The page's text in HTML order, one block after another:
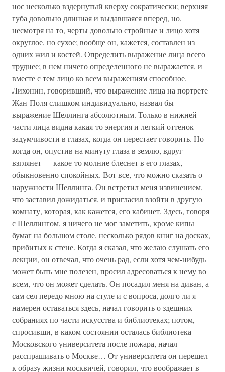
нос несколько вздернутый кверху сократически; верхняя
губа довольно длинная и выдавшаяся вперед, но,
несмотря на то, черты довольно стройные и лицо хотя
округлое, но сухое; вообще он, кажется, составлен из
одних жил и костей. Определить выражение лица всего
труднее; в нем ничего определенного не выражается, и
вместе с тем лицо ко всем выражениям способное.
Лихонин, говоривший, что выражение лица на портрете
Жан-Поля слишком индивидуально, назвал бы
выражение Шеллинга абсолютным. Только в нижней
части лица видна какая-то энергия и легкий оттенок
задумчивости в глазах, когда он перестает говорить. Но
когда он, опустив на минуту глаза в землю, вдруг
взглянет — какое-то молние блеснет в его глазах,
обыкновенно спокойных. Вот все, что можно сказать о
наружности Шеллинга. Он встретил меня извинением,
что заставил дожидаться, и пригласил взойти в другую
комнату, которая, как кажется, его кабинет. Здесь, говоря
с Шеллингом, я ничего не мог заметить, кроме кипы
бумаг на большом столе, несколько рядов книг на досках,
прибитых к стене. Когда я сказал, что желаю слушать его
лекции, он отвечал, что очень рад, если хотя чем-нибудь
может быть мне полезен, просил адресоваться к нему во
всем, что он может сделать. Он посадил меня на диван, а
сам сел передо мною на стуле и с вопроса, долго ли я
намерен оставаться здесь, начал говорить о здешних
собраниях по части искусства и библиотеках; потом,
спросивши, в каком состоянии осталась библиотека
Московского университета после пожара, начал
расспрашивать о Москве… От университета он перешел
к образу жизни москвичей, говорил, что воображает в